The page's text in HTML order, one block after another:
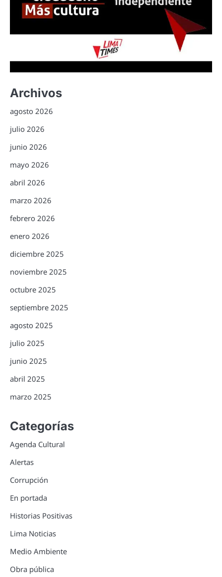
Archivos
agosto 2026
julio 2026
junio 2026
mayo 2026
abril 2026
marzo 2026
febrero 2026
enero 2026
diciembre 2025
noviembre 2025
octubre 2025
septiembre 2025
agosto 2025
julio 2025
junio 2025
abril 2025
marzo 2025
Categorías
Agenda Cultural
Alertas
Corrupción
En portada
Historias Positivas
Lima Noticias
Medio Ambiente
Obra pública